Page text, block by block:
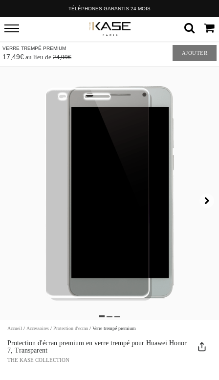
TÉLÉPHONES GARANTIS 24 MOIS
VERRE TREMPÉ PREMIUM
17,49€ au lieu de 24,99€
AJOUTER
Accueil / Accessoires / Protection d'ecran / Verre trempé premium
Protection d'écran premium en verre trempé pour Huawei Honor
7, Transparent
THE KASE COLLECTION